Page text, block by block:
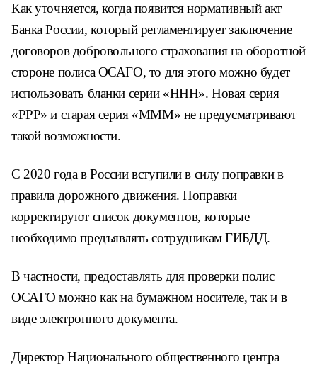
Как уточняется, когда появится нормативный акт
Банка России, который регламентирует заключение
договоров добровольного страхования на оборотной
стороне полиса ОСАГО, то для этого можно будет
использовать бланки серии «ННН». Новая серия
«РРР» и старая серия «МММ» не предусматривают
такой возможности.
С 2020 года в России вступили в силу поправки в
правила дорожного движения. Поправки
корректируют список документов, которые
необходимо предъявлять сотрудникам ГИБДД.
В частности, предоставлять для проверки полис
ОСАГО можно как на бумажном носителе, так и в
виде электронного документа.
Директор Национального общественного центра